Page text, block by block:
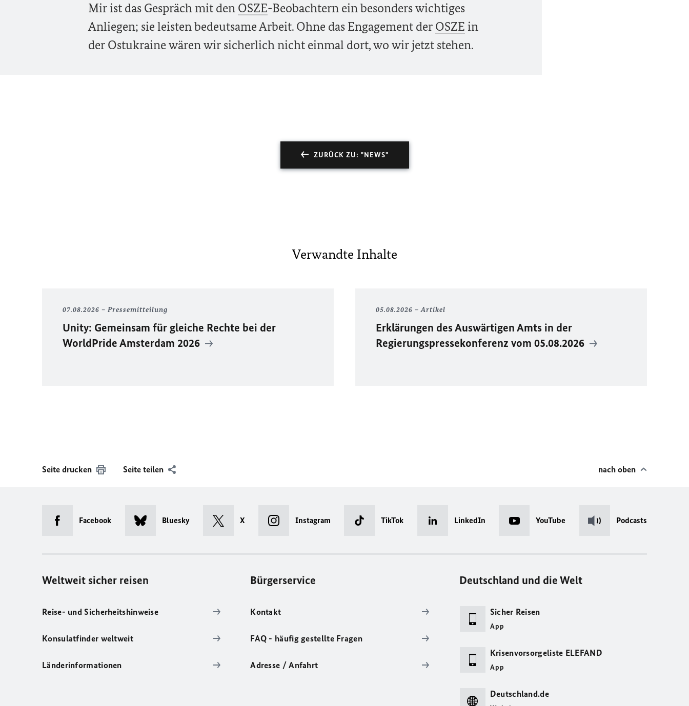
Mir ist das Gespräch mit den OSZE-Beobachtern ein besonders wichtiges
Anliegen; sie leisten bedeutsame Arbeit. Ohne das Engagement der OSZE in
der Ostukraine wären wir sicherlich nicht einmal dort, wo wir jetzt stehen.
ZURÜCK ZU: "NEWS"
Verwandte Inhalte
07.08.2026 Pressemitteilung
Unity: Gemeinsam für gleiche Rechte bei der
WorldPrideAmsterdam 2026
05.08.2026 Artikel
Erklärungen des Auswärtigen Amts in der
Regierungspressekonferenz vom 05.08.2026
Seite drucken Seite teilen nach oben
Facebook Bluesky X Instagram TikTok LinkedIn YouTube Podcasts
Weltweit sicher reisen
Reise- und Sicherheitshinweise
Konsulatfinder weltweit
Länderinformationen
Bürgerservice
Kontakt
FAQ - häufig gestellte Fragen
Adresse / Anfahrt
Deutschland und die Welt
Sicher Reisen
App
Krisenvorsorgeliste ELEFAND
App
Deutschland.de